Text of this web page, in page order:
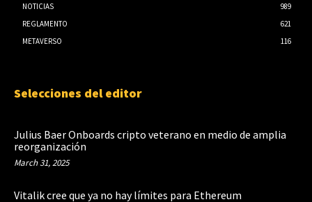
NOTICIAS
989
REGLAMENTO
621
METAVERSO
116
Selecciones del editor
Julius Baer Onboards cripto veterano en medio de amplia
reorganización
March 31, 2025
Vitalik cree que ya no hay límites para Ethereum